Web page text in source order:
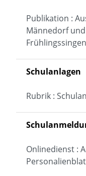
Publikation :
Männedorf
Schulanlagen
Rubrik :
Onlinedienst :